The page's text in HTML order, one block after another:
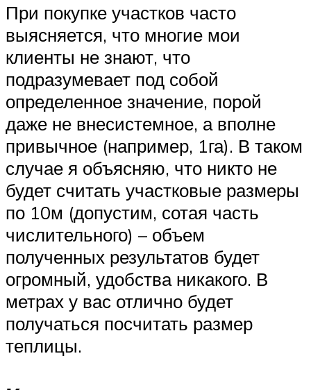
При покупке участков часто
выясняется, что многие мои
клиенты не знают, что
подразумевает под собой
определенное значение, порой
даже не внесистемное, а вполне
привычное (например, 1га). В таком
случае я объясняю, что никто не
будет считать участковые размеры
по 10м (допустим, сотая часть
числительного) – объем
полученных результатов будет
огромный, удобства никакого. В
метрах у вас отлично будет
получаться посчитать размер
теплицы.